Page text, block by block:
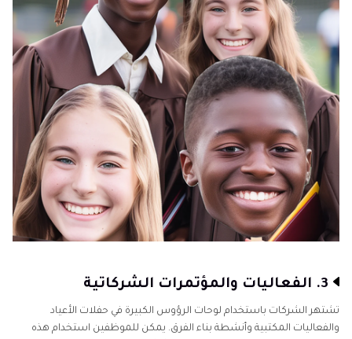
3. الفعاليات والمؤتمرات الشركاتية
تشتهر الشركات باستخدام لوحات الرؤوس الكبيرة في حفلات الأعياد
والفعاليات المكتبية وأنشطة بناء الفرق. يمكن للموظفين استخدام هذه